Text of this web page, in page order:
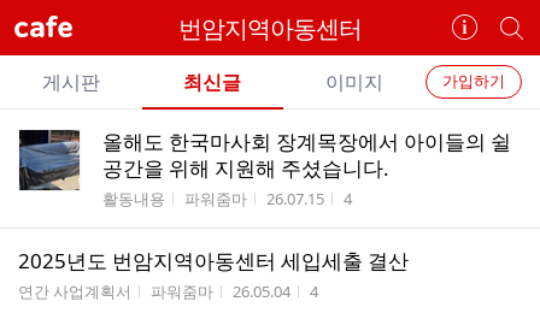
cafe 번암지역아동센터
카
페
정
보
기
개
별
카
페
검
색
카
페
메
뉴
가입하기
게시판 최신글 이미지
전
체
글
올해도 한국마사회 장계목장에서 아이들의 쉴
공간을 위해 지원해 주셨습니다.
게시판명
활동내용 작성자
파워줌마 작성시간
26.07.15 조회수
4
2025년도 번암지역아동센터 세입세출 결산
게시판명
연간 사업계획서 작성자
파워줌마 작성시간
26.05.04 조회수
4